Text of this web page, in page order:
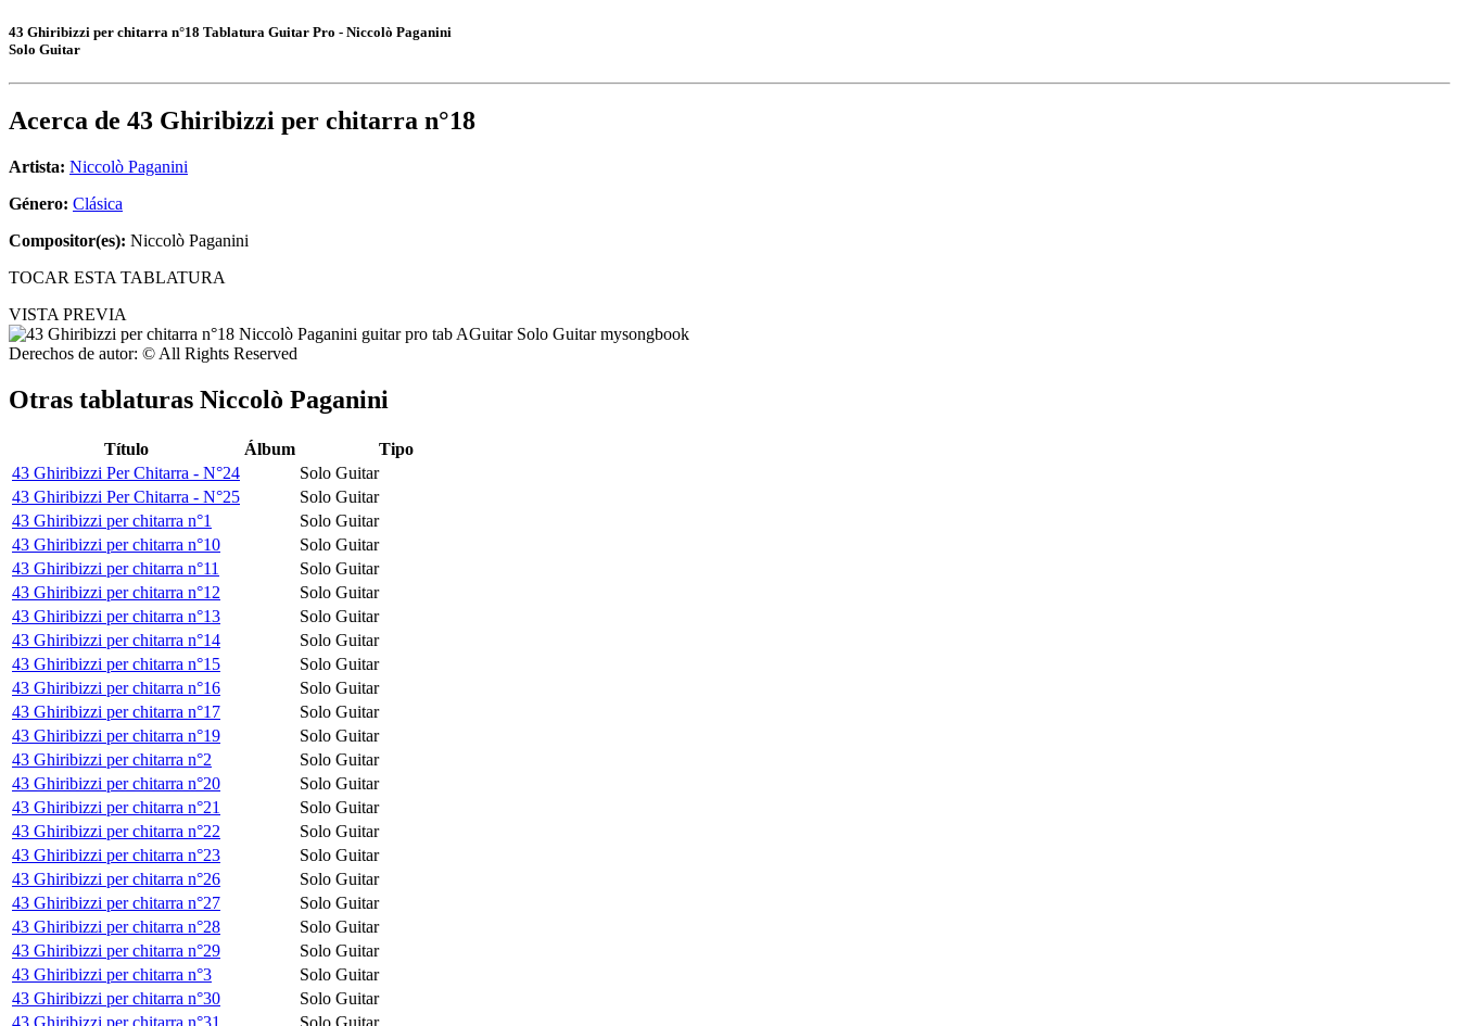
43 Ghiribizzi per chitarra n°18 Tablatura Guitar Pro - Niccolò Paganini
Solo Guitar
Acerca de 43 Ghiribizzi per chitarra n°18
Artista: Niccolò Paganini
Género: Clásica
Compositor(es): Niccolò Paganini
TOCAR ESTA TABLATURA
VISTA PREVIA
Derechos de autor: © All Rights Reserved
Otras tablaturas Niccolò Paganini
Título Álbum
Tipo
43 Ghiribizzi Per Chitarra - N°24
Solo Guitar
43 Ghiribizzi Per Chitarra - N°25
Solo Guitar
43 Ghiribizzi per chitarra n°1
Solo Guitar
43 Ghiribizzi per chitarra n°10
Solo Guitar
43 Ghiribizzi per chitarra n°11
Solo Guitar
43 Ghiribizzi per chitarra n°12
Solo Guitar
43 Ghiribizzi per chitarra n°13
Solo Guitar
43 Ghiribizzi per chitarra n°14
Solo Guitar
43 Ghiribizzi per chitarra n°15
Solo Guitar
43 Ghiribizzi per chitarra n°16
Solo Guitar
43 Ghiribizzi per chitarra n°17
Solo Guitar
43 Ghiribizzi per chitarra n°19
Solo Guitar
43 Ghiribizzi per chitarra n°2
Solo Guitar
43 Ghiribizzi per chitarra n°20
Solo Guitar
43 Ghiribizzi per chitarra n°21
Solo Guitar
43 Ghiribizzi per chitarra n°22
Solo Guitar
43 Ghiribizzi per chitarra n°23
Solo Guitar
43 Ghiribizzi per chitarra n°26
Solo Guitar
43 Ghiribizzi per chitarra n°27
Solo Guitar
43 Ghiribizzi per chitarra n°28
Solo Guitar
43 Ghiribizzi per chitarra n°29
Solo Guitar
43 Ghiribizzi per chitarra n°3
Solo Guitar
43 Ghiribizzi per chitarra n°30
Solo Guitar
43 Ghiribizzi per chitarra n°31
Solo Guitar